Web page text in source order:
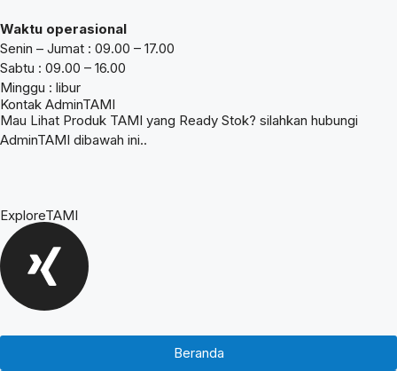
Waktu operasional
Senin – Jumat : 09.00 – 17.00
Sabtu : 09.00 – 16.00
Minggu : libur
Kontak AdminTAMI
Mau Lihat Produk TAMI yang Ready Stok? silahkan hubungi
AdminTAMI dibawah ini..
ExploreTAMI
Beranda